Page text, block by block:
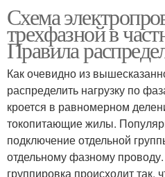
Схема
трехфазной в
Правила
Как очевидно из
распределить нагрузку по
кроется в равномерном
токопитающие жилы.
подключение отдельной
отдельному фазному
группировка происходит так,